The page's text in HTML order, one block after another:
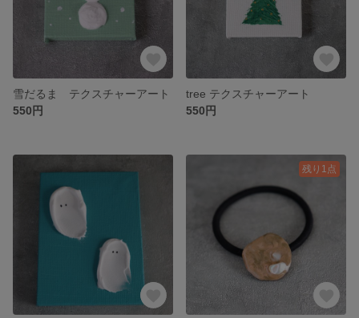
雪だるま テクスチャーアート
550円
tree テクスチャーアート
550円
残り1点